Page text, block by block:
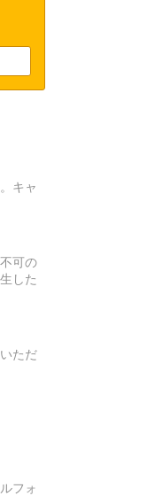
キャ
可の
した
ただ
フォ